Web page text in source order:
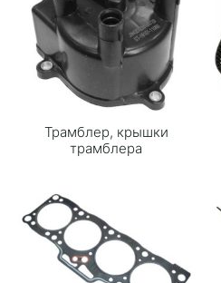
Трамблер, крышки
трамблера